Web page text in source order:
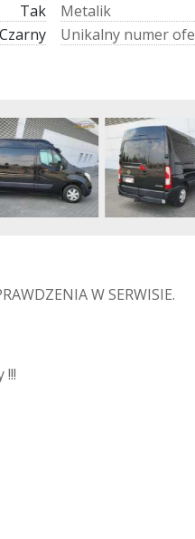
Tak
Czarny
Metalik
Unikalny numerofe
W SERWISIE.